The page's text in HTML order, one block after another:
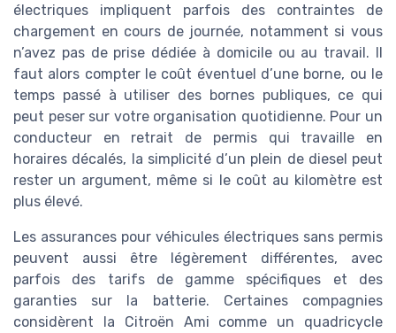
électriques impliquent parfois des contraintes de
chargement en cours de journée, notamment si vous
n’avez pas de prise dédiée à domicile ou au travail. Il
faut alors compter le coût éventuel d’une borne, ou le
temps passé à utiliser des bornes publiques, ce qui
peut peser sur votre organisation quotidienne. Pour un
conducteur en retrait de permis qui travaille en
horaires décalés, la simplicité d’un plein de diesel peut
rester un argument, même si le coût au kilomètre est
plus élevé.
Les assurances pour véhicules électriques sans permis
peuvent aussi être légèrement différentes, avec
parfois des tarifs de gamme spécifiques et des
garanties sur la batterie. Certaines compagnies
considèrent la Citroën Ami comme un quadricycle